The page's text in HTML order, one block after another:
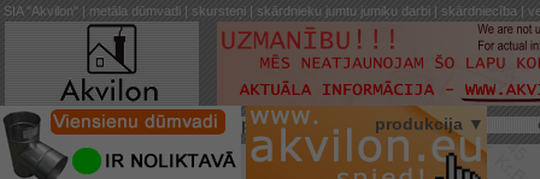
SIA "Akvilon" | metāla dūmvadi | skursteņi | skārdnieku jumtu jumiķu darbi | skārdniecība |
par mums produkcija ▼